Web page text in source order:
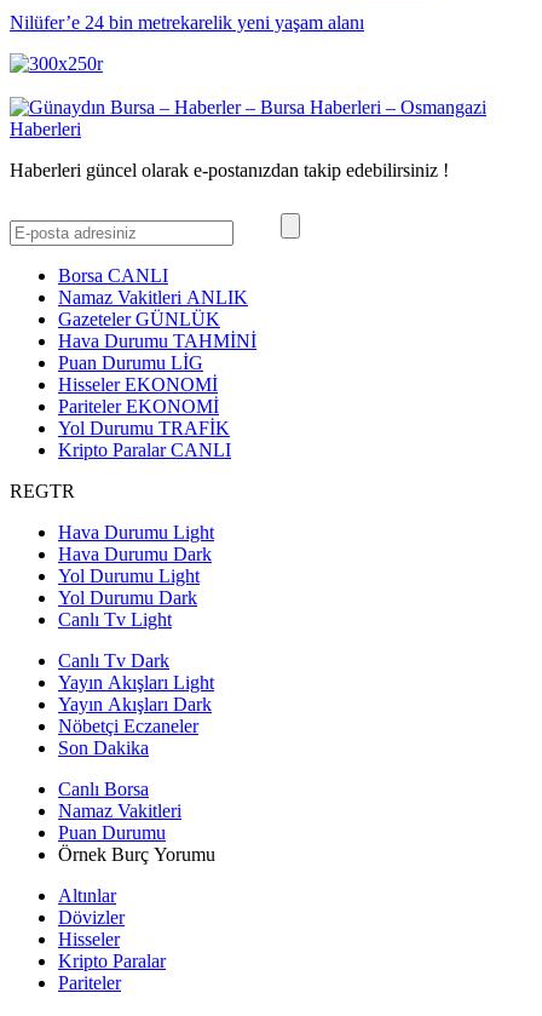
Nilüfer’e 24 bin metrekarelik yeni yaşam alanı
Haberleri güncel olarak e-postanızdan takip edebilirsiniz !
Borsa CANLI
Namaz Vakitleri ANLIK
GazetelerGÜNLÜK
Hava Durumu TAHMİNİ
Puan Durumu LİG
HisselerEKONOMİ
ParitelerEKONOMİ
Yol Durumu TRAFİK
Kripto ParalarCANLI
REGTR
Hava Durumu Light
Hava Durumu Dark
Yol Durumu Light
Yol Durumu Dark
Canlı Tv Light
Canlı Tv Dark
Yayın Akışları Light
Yayın Akışları Dark
Nöbetçi Eczaneler
Son Dakika
Canlı Borsa
Namaz Vakitleri
Puan Durumu
Örnek Burç Yorumu
Altınlar
Dövizler
Hisseler
Kripto Paralar
Pariteler